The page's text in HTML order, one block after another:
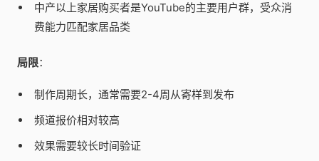
中产以上家居购买者是YouTube的主要用户群，受众消
费能力匹配家居品类
局限：
制作周期长，通常需要2-4周从寄样到发布
频道报价相对较高
效果需要较长时间验证